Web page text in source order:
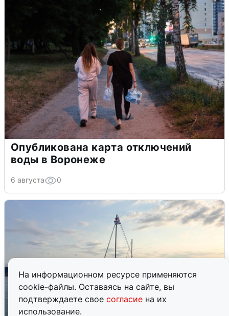
На информационном ресурсе применяются
cookie-файлы. Оставаясь на сайте, вы
подтверждаете свое согласие на их
использование.
Опубликована карта отключений
воды в Воронеже
6 августа 0